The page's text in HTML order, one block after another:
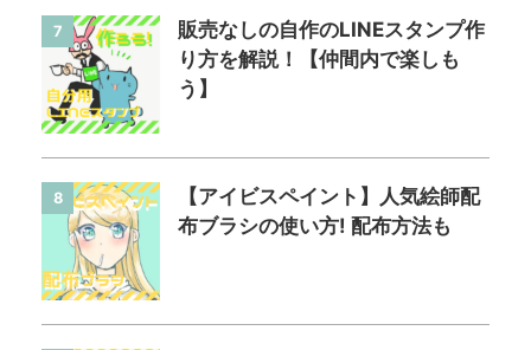
7
販売なしの自作のLINEスタンプ作
り方を解説！【仲間内で楽しも
う】
8
【アイビスペイント】人気絵師配
布ブラシの使い方! 配布方法も